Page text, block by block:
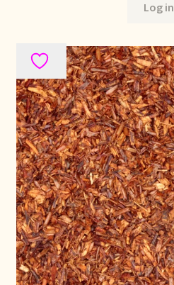
Pagos y descuentos
Paiement et réductions
Payment and discounts
Pedidos y plazos de entrega
Personal Branding
Personal Branding
Log in